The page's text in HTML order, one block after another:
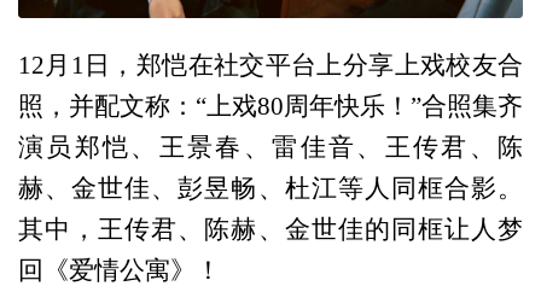
12月1日，郑恺在社交平台上分享上戏校友合
照，并配文称：“上戏80周年快乐！”合照集齐
演员郑恺、王景春、雷佳音、王传君、陈
赫、金世佳、彭昱畅、杜江等人同框合影。
其中，王传君、陈赫、金世佳的同框让人梦
回《爱情公寓》！